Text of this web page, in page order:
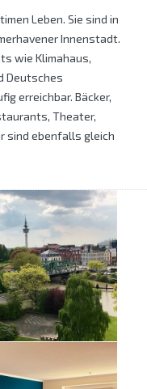
Leben. Sie sind in
Innenstadt.
wie Klimahaus,
Deutsches
erreichbar. Bäcker,
Theater,
sind ebenfalls gleich